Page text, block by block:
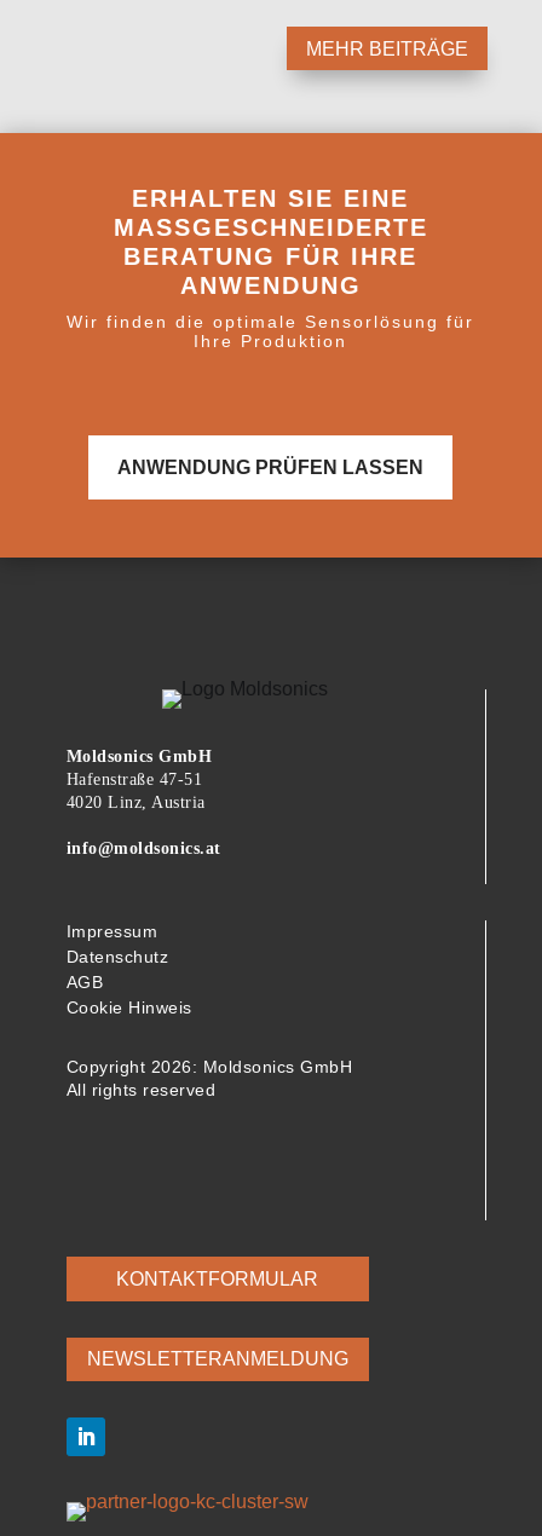
MEHR BEITRÄGE
ERHALTEN SIE EINE
MASSGESCHNEIDERTE B
ERATUNG FÜR IHRE A
NWENDUNG
Wir finden die optimale Sensorlösung für
Ihre Produktion
ANWENDUNG PRÜFEN LASSEN
Moldsonics GmbH
Hafenstraße 47-51
4020 Linz, Austria
info@moldsonics.at
Impressum
Datenschutz
AGB
Cookie Hinweis
Copyright 2026: Moldsonics GmbH
All rights reserved
KONTAKTFORMULAR
NEWSLETTERANMELDUNG